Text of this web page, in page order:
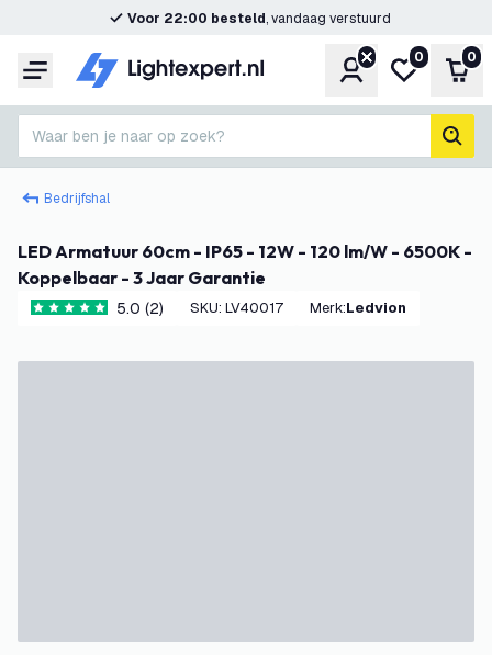
Voor 22:00 besteld, vandaag verstuurd
Menu Account
Mijn
0 0
Waar ben je naar op zoek?
Bedrijfshal
LED Armatuur 60cm - IP65 - 12W - 120 lm/W - 6500K -
Koppelbaar - 3 Jaar Garantie
5 score sterren5.0 (2) SKU: LV40017 Merk: Ledvion